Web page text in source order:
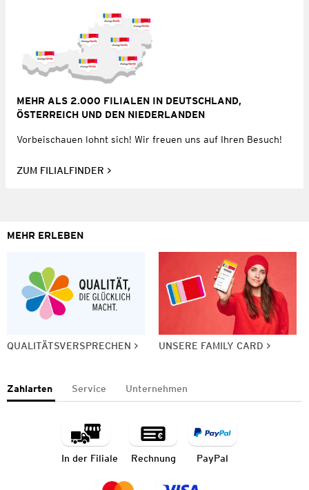
MEHR ALS 2.000 FILIALEN IN DEUTSCHLAND,
ÖSTERREICH UND DEN NIEDERLANDEN
Vorbeischauen lohnt sich! Wir freuen uns auf Ihren Besuch!
ZUM FILIALFINDER
MEHR ERLEBEN
QUALITÄTSVERSPRECHEN UNSERE FAMILY CARD
Zahlarten Service Unternehmen
In der Filiale Rechnung PayPal